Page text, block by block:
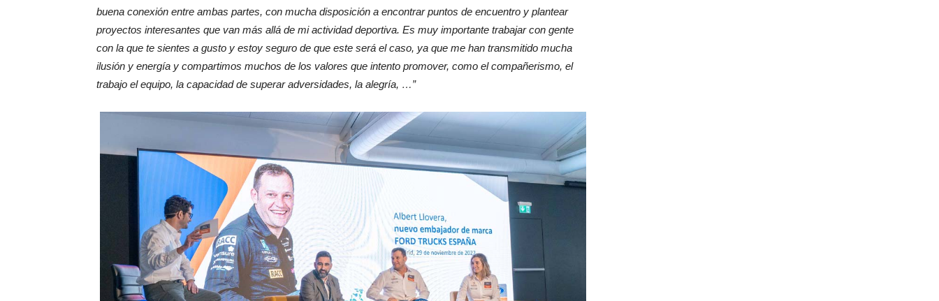
buena conexión entre ambas partes, con mucha disposición a encontrar puntos de encuentro y plantear
proyectos interesantes que van más allá de mi actividad deportiva. Es muy importante trabajar con gente
con la que te sientes a gusto y estoy seguro de que este será el caso, ya que me han transmitido mucha
ilusión y energía y compartimos muchos de los valores que intento promover, como el compañerismo, el
trabajo el equipo, la capacidad de superar adversidades, la alegría, …”